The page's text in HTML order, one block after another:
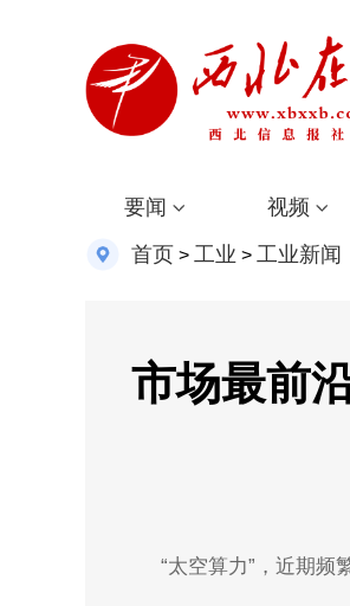
要闻 视频
首页 > 工业 > 工业新闻
市场最前
“太空算力”，近期频